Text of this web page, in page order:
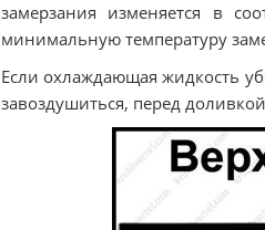
замерзания изменяется в
минимальную температуру
Если охлаждающая жидкость
завоздушиться, перед